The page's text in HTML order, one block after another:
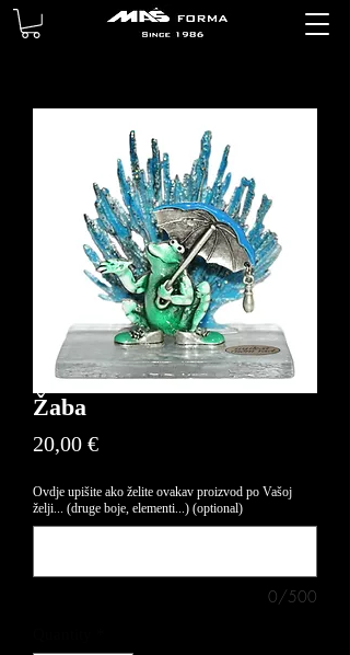
Žaba
20,00 €Price
Ovdje upišite ako želite ovakav proizvod po Vašoj
želji... (druge boje, elementi...) (optional)
0/500